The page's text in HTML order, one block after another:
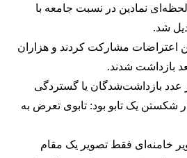
نمادین در نسبت جامعه با
شد.
در این اعتراضات مشارکت کردند و هزاران
بازداشت شدند.
فقط در عدد بازداشت‌شدگان یا گستردگی
شکستن یک تابو بود: تابوی تعرض به
خامنه‌ای فقط تصویر یک مقام